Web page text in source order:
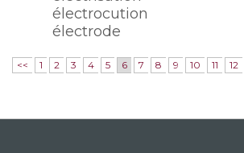
électrocution
électrode
<< 1 2 3 4 5 6 7 8 9 10 11 12